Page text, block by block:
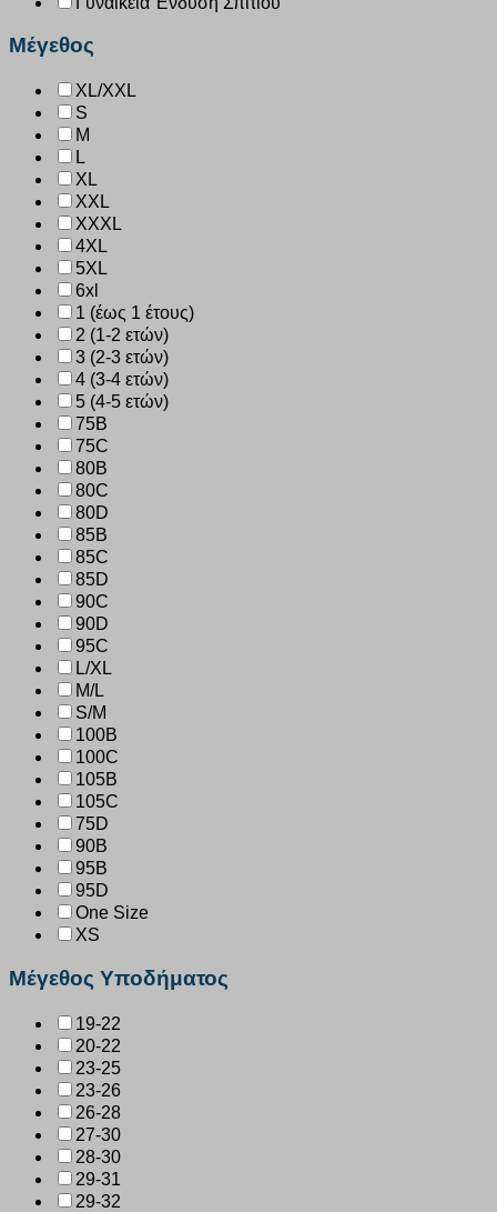
Μέγεθος
XL/XXL
S
M
L
XL
XXL
XXXL
4XL
5XL
6xl
1 (έως 1 έτους)
2 (1-2 ετών)
3 (2-3 ετών)
4 (3-4 ετών)
5 (4-5 ετών)
75B
75C
80B
80C
80D
85B
85C
85D
90C
90D
95C
L/XL
M/L
S/M
100B
100C
105B
105C
75D
90B
95B
95D
One Size
XS
Μέγεθος Υποδήματος
19-22
20-22
23-25
23-26
26-28
27-30
28-30
29-31
29-32